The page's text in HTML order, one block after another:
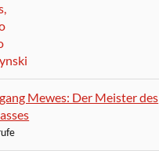
Mewes: Der Meister des